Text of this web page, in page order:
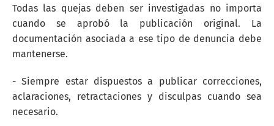
Todas las quejas deben ser investigadas no importa
cuando se aprobó la publicación original. La
documentación asociada a ese tipo de denuncia debe
mantenerse.
- Siempre estar dispuestos a publicar correcciones,
aclaraciones, retractaciones y disculpas cuando sea
necesario.